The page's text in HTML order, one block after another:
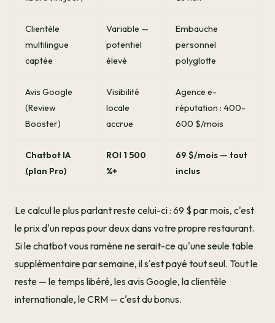
Clientèle
multilingue
captée
Variable —
potentiel
élevé
Embauche
personnel
polyglotte
Avis Google
(Review
Booster)
Visibilité
locale
accrue
Agence e-
réputation : 400-
600 $/mois
Chatbot IA
(plan Pro)
ROI 1 500
%+
69 $/mois — tout
inclus
Le calcul le plus parlant reste celui-ci : 69 $ par mois, c'est
le prix d'un repas pour deux dans votre propre restaurant.
Si le chatbot vous ramène ne serait-ce qu'une seule table
supplémentaire par semaine, il s'est payé tout seul. Tout le
reste — le temps libéré, les avis Google, la clientèle
internationale, le CRM — c'est du bonus.